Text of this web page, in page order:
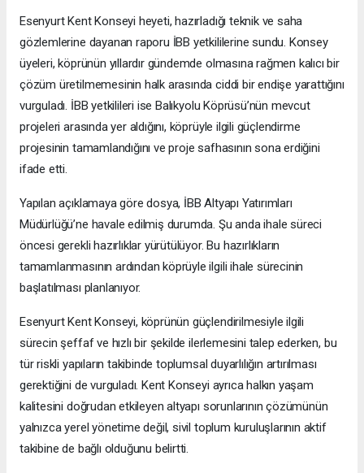
Esenyurt Kent Konseyi heyeti, hazırladığı teknik ve saha
gözlemlerine dayanan raporu İBB yetkililerine sundu. Konsey
üyeleri, köprünün yıllardır gündemde olmasına rağmen kalıcı bir
çözüm üretilmemesinin halk arasında ciddi bir endişe yarattığını
vurguladı. İBB yetkilileri ise Balıkyolu Köprüsü’nün mevcut
projeleri arasında yer aldığını, köprüyle ilgili güçlendirme
projesinin tamamlandığını ve proje safhasının sona erdiğini
ifade etti.
Yapılan açıklamaya göre dosya, İBB Altyapı Yatırımları
Müdürlüğü’ne havale edilmiş durumda. Şu anda ihale süreci
öncesi gerekli hazırlıklar yürütülüyor. Bu hazırlıkların
tamamlanmasının ardından köprüyle ilgili ihale sürecinin
başlatılması planlanıyor.
Esenyurt Kent Konseyi, köprünün güçlendirilmesiyle ilgili
sürecin şeffaf ve hızlı bir şekilde ilerlemesini talep ederken, bu
tür riskli yapıların takibinde toplumsal duyarlılığın artırılması
gerektiğini de vurguladı. Kent Konseyi ayrıca halkın yaşam
kalitesini doğrudan etkileyen altyapı sorunlarının çözümünün
yalnızca yerel yönetime değil, sivil toplum kuruluşlarının aktif
takibine de bağlı olduğunu belirtti.